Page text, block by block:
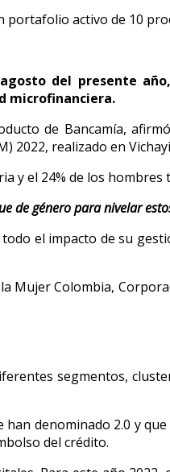
portafolio activo de 10
del presente
microfinanciera.
de Bancamía,
2022, realizado en
y el 24% de los hombres
de género para nivelar
el impacto de su
Mujer Colombia,
segmentos,
denominado 2.0 y
del crédito.